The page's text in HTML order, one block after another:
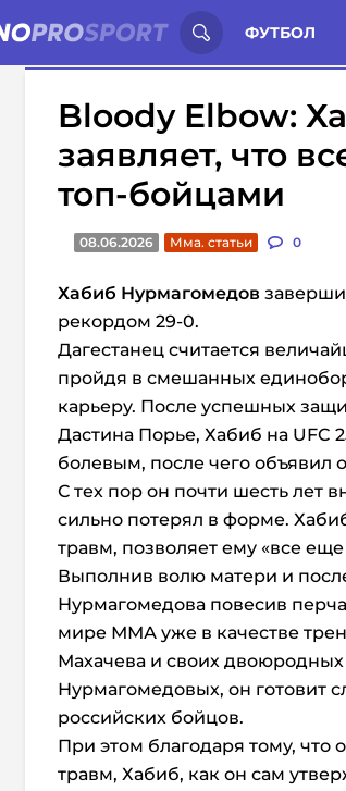
ФУТБОЛ
Иностранцы о спорте России:
Bloody Elbow:
заявляет, что
топ-бойцами
08.06.2026 Мма. статьи 0
Хабиб Нурмагомедов
рекордом 29-0.
Дагестанец считается
пройдя в смешанных
карьеру. После успешных
Дастина Порье, Хабиб на
болевым, после чего объявил
С тех пор он почти шесть лет
сильно потерял в форме.
травм, позволяет ему «все
Выполнив волю матери и
Нурмагомедова повесив
мире ММА уже в качестве
Махачева и своих
Нурмагомедовых, он готовит
российских бойцов.
При этом благодаря тому, что
травм, Хабиб, как он сам